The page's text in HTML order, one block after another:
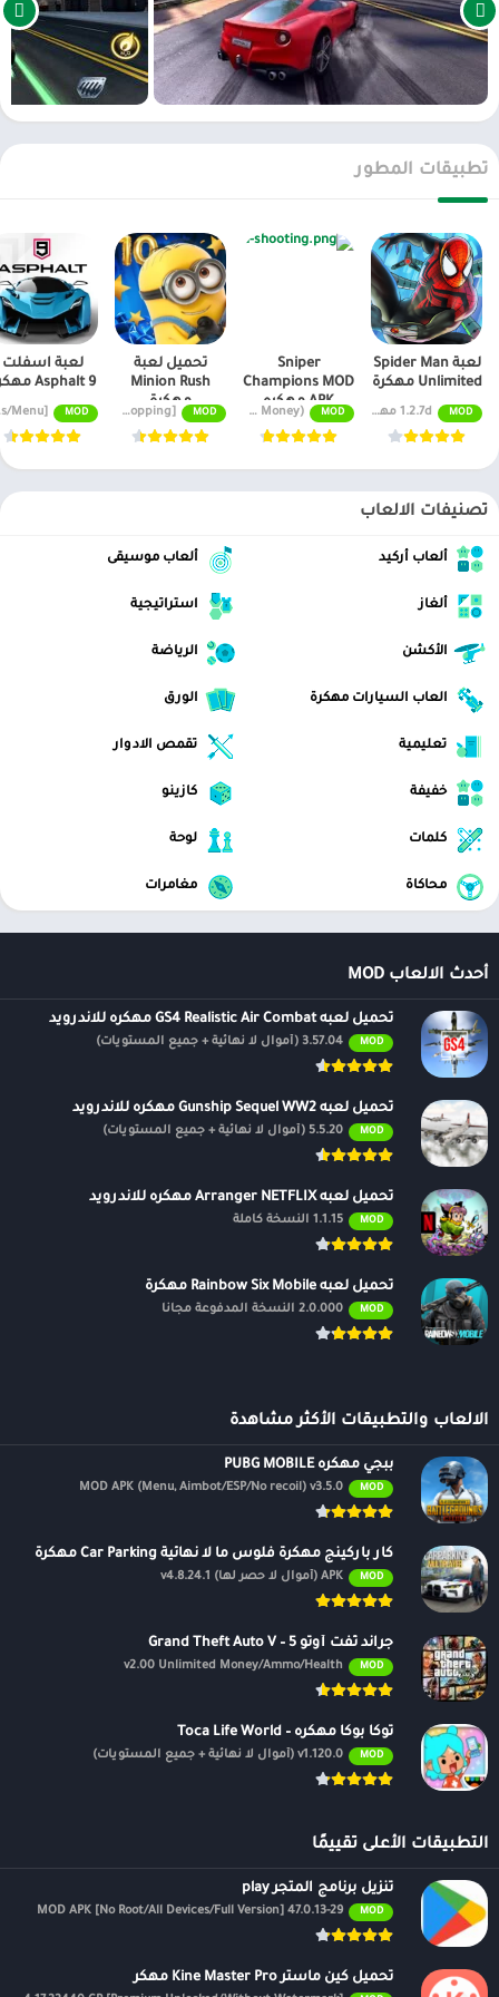
إلى السيارات العلوية باهظة الثمن مثل: Ferrari ، أستون مارتن ،
لامبورغيني ، فورد ، أودي ، بي إم دبليو وغيرها.
الان عبر موقعنا PlaYalandroiD متجر بلاي الاندرويد ، android store يمكنكم
تحميل العاب مهكرة ، تطبيقات اندرويد بريميوم ، مجاناً يتم مراجعة الألعاب
العاب اندرويد ذات صلة للاندرويد مجانا :
لعبة اسفلت نيترو Asphalt Nitro مهكرة
تنزيل لعبة اسفلت مهكرة Asphalt 8
تطبيقات المطور
لعبة Spider Man
Unlimited مهكرة
MOD 1.2.7d مهكرة
Sniper
Champions MOD
APK مهكره
للاندرويدMOD
(Infinite Money) 2.1.4
تحميل لعبة
Minion Rush
مهكرة
MOD
MOD APK v9.8.1b [Unlimited Money, free Shopping]
لعبة اسفلت
Asphalt 9 مهكرة
MOD
4.5.1b MOD APK [Unlimited Money/Tokens/Menu]
تصنيفات الالعاب
ألعاب أركيد ألعاب موسيقى
ألغاز استراتيجية
الأكشن الرياضة
العاب السيارات مهكرة الورق
تعليمية تقمص الادوار
خفيفة كازينو
كلمات لوحة
محاكاة مغامرات
أحدث الالعاب MOD
تحميل لعبه GS4 Realistic Air Combat مهكره للاندرويد
MOD 3.57.04 (أموال لا نهائية + جميع المستويات)
تحميل لعبه Gunship Sequel WW2 مهكره للاندرويد
MOD 5.5.20 (أموال لا نهائية + جميع المستويات)
تحميل لعبه Arranger NETFLIX مهكره للاندرويد
MOD 1.1.15 النسخة كاملة
تحميل لعبه Rainbow Six Mobile مهكرة
MOD 2.0.000 النسخة المدفوعة مجانًا
الالعاب والتطبيقات الأكثر مشاهدة
ببجي مهكره PUBG MOBILE
MOD
MOD APK (Menu, Aimbot/ESP/No recoil) v3.5.0
كار باركينج مهكرة فلوس ما لا نهائية Car Parking مهكرة
MOD APK (أموال لا حصر لها) v4.8.24.1
جراند ثفت أوتو 5 – Grand Theft Auto V
MOD
v2.00 Unlimited Money/Ammo/Health
توكا بوكا مهكره – Toca Life World
MOD v1.120.0 (أموال لا نهائية + جميع المستويات)
التطبيقات الأعلى تقييمًا
تنزيل برنامج المتجر play
MOD
47.0.13-29 MOD APK [No Root/All Devices/Full Version]
تحميل كين ماستر Kine Master Pro مهكر